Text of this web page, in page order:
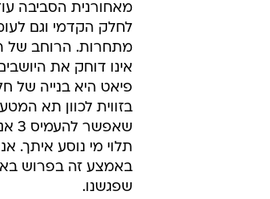
מאחורנית הסביבה
לחלק הקדמי וגם
אינו דוחק את
פיאט היא בנייה של
בזווית לכוון תא
תלוי מי נוסע איתך.
שפגשנו.